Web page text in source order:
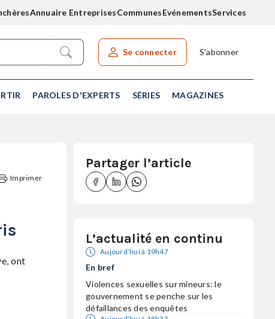
Annuaire EntreprisesCommunesEvénementsServices
Rechercher un article
Se connecter S'abonner
PAROLES D'EXPERTS SÉRIES MAGAZINES
Imprimer
ont
Partager l’article
L’actualité en continu
Aujourd’hui à 19h47
En bref
Violences sexuelles sur mineurs: le
gouvernement se penche sur les
défaillances des enquêtes